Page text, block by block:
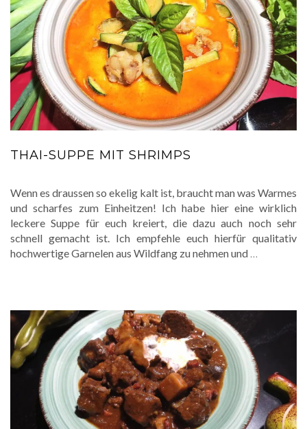
THAI-SUPPE MIT SHRIMPS
Wenn es draussen so ekelig kalt ist, braucht man was Warmes
und scharfes zum Einheitzen! Ich habe hier eine wirklich
leckere Suppe für euch kreiert, die dazu auch noch sehr
schnell gemacht ist. Ich empfehle euch hierfür qualitativ
hochwertige Garnelen aus Wildfang zu nehmen und …